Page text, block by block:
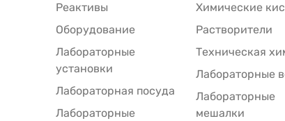
Реактивы
Оборудование
Лабораторные
установки
Лабораторная посуда
Лабораторные
Химические
Растворители
Техническая
Лабораторные
Лабораторные
мешалки